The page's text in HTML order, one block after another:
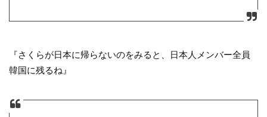
『さくらが日本に帰らないのをみると、日本人メンバー全員
韓国に残るね』